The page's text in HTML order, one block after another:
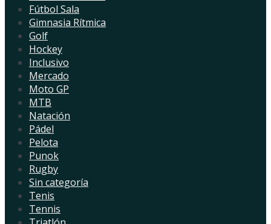
Fútbol Sala
Gimnasia Rítmica
Golf
Hockey
Inclusivo
Mercado
Moto GP
MTB
Natación
Pádel
Pelota
Punok
Rugby
Sin categoría
Tenis
Tennis